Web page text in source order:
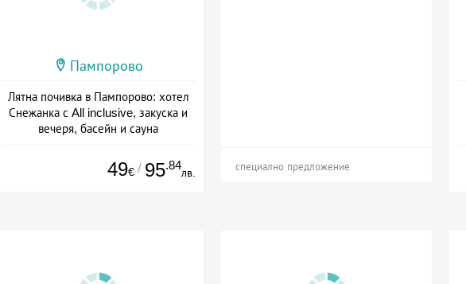
Пампорово
Лятна почивка в Пампорово: хотел
Снежанка с All inclusive, закуска и
вечеря, басейн и сауна
49€ / 95.84
лв. специално предложение